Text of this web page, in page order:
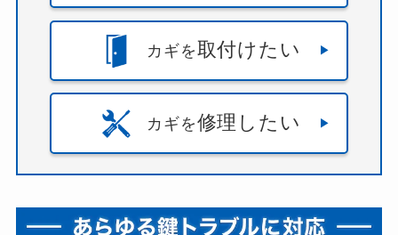
カギを取付けたい
カギを修理したい